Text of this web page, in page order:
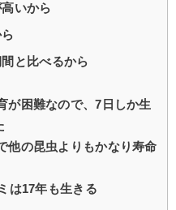
いから
と比べるから
が困難なので、7日しか生
他の昆虫よりもかなり寿命
は17年も生きる